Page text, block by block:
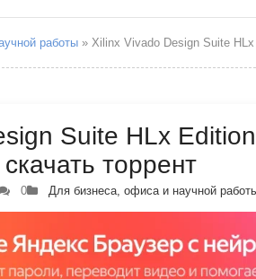
работы » Xilinx Vivado Design Suite
Suite HLx
торрент
0 Для бизнеса, офиса и научной